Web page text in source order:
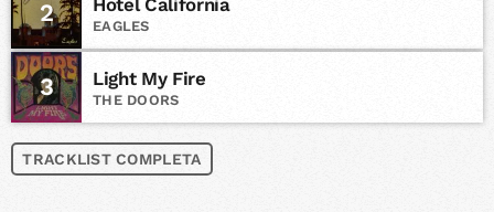
2 EAGLES
3 Light My Fire
THE DOORS
TRACKLIST COMPLETA